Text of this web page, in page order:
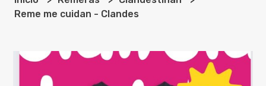
Reme me cuidan - Clandes